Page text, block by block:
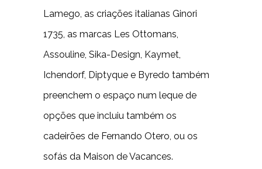
Lamego, as criações italianas Ginori
1735, as marcas Les Ottomans,
Assouline, Sika-Design, Kaymet,
Ichendorf, Diptyque e Byredo também
preenchem o espaço num leque de
opções que incluiu também os
cadeirões de Fernando Otero, ou os
sofás da Maison de Vacances.